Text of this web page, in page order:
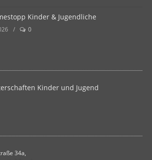
Kinder & Jugendliche
/ 0
Kinder und Jugend
34a,